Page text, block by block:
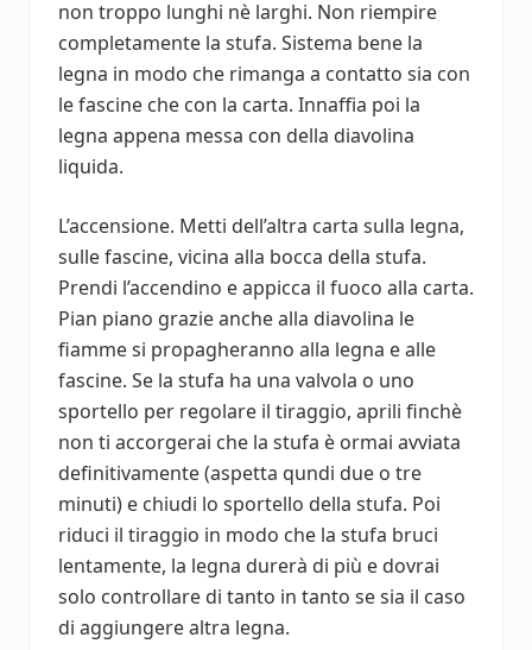
non troppo lunghi nè larghi. Non riempire
completamente la stufa. Sistema bene la
legna in modo che rimanga a contatto sia con
le fascine che con la carta. Innaffia poi la
legna appena messa con della diavolina
liquida.
L’accensione. Metti dell’altra carta sulla legna,
sulle fascine, vicina alla bocca della stufa.
Prendi l’accendino e appicca il fuoco alla carta.
Pian piano grazie anche alla diavolina le
fiamme si propagheranno alla legna e alle
fascine. Se la stufa ha una valvola o uno
sportello per regolare il tiraggio, aprili finchè
non ti accorgerai che la stufa è ormai avviata
definitivamente (aspetta qundi due o tre
minuti) e chiudi lo sportello della stufa. Poi
riduci il tiraggio in modo che la stufa bruci
lentamente, la legna durerà di più e dovrai
solo controllare di tanto in tanto se sia il caso
di aggiungere altra legna.